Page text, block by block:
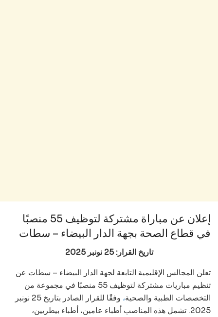
إعلان عن مباراة مشتركة لتوظيف 55 منصبًا
في قطاع الصحة بجهة الدار البيضاء – سطات
تاريخ القرار: 25 نونبر 2025
تعلن المجالس الإقليمية التابعة لجهة الدار البيضاء – سطات عن
تنظيم مباريات مشتركة لتوظيف 55 منصبًا في مجموعة من
التخصصات الطبية والصحية،
وفقًا للقرار الصادر بتاريخ 25 نونبر
2025. تشمل هذه المناصب أطباء عامين، أطباء بيطريين،